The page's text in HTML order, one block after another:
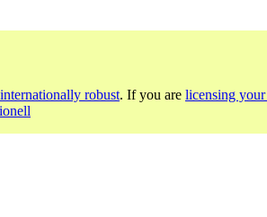
robust. If you are licensing